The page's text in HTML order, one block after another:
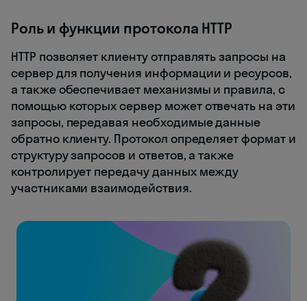
Роль и функции протокола HTTP
HTTP позволяет клиенту отправлять запросы на
сервер для получения информации и ресурсов,
а также обеспечивает механизмы и правила, с
помощью которых сервер может отвечать на эти
запросы, передавая необходимые данные
обратно клиенту. Протокол определяет формат и
структуру запросов и ответов, а также
контролирует передачу данных между
участниками взаимодействия.